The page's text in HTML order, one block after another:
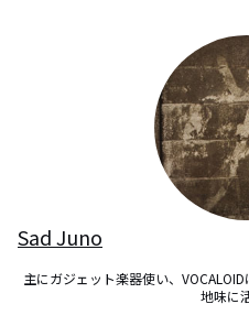
Sad Juno
主にガジェット楽器使い、
地味に